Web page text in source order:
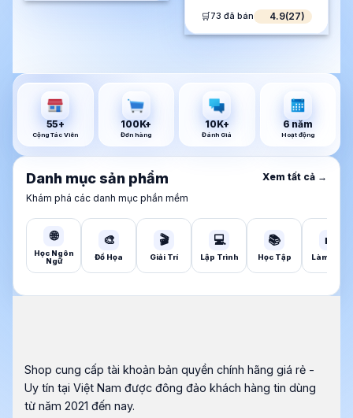
73 đã bán 4.9(27)
55+
Cộng Tác Viên
100K+
Đơn hàng
10K+
Đánh Giá
6 năm
Hoạt động
Danh mục sản phẩm
Khám phá các danh mục phần mềm
Xem tất cả →
🌐
Học Ngôn
Ngữ
🎨
Đồ Họa
🎬
Giải Trí
💻
Lập Trình
📚
Học Tập
💼
Làm Việc
Shop cung cấp tài khoản bản quyền chính hãng giá rẻ -
Uy tín tại Việt Nam được đông đảo khách hàng tin dùng
từ năm 2021 đến nay.